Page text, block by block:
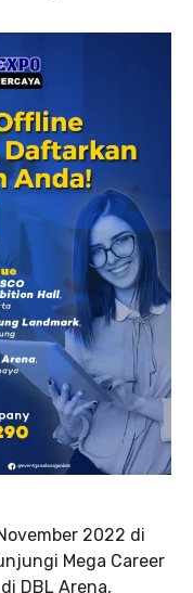
2022 di
Mega Career
DBL Arena,